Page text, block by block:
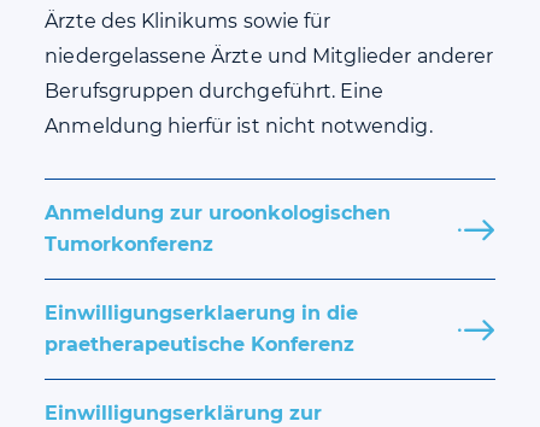
Ärzte des Klinikums sowie für
niedergelassene Ärzte und Mitglieder anderer
Berufsgruppen durchgeführt. Eine
Anmeldung hierfür ist nicht notwendig.
Anmeldung zur uroonkologischen
Tumorkonferenz
Einwilligungserklaerung in die
praetherapeutische Konferenz
Einwilligungserklärung zur